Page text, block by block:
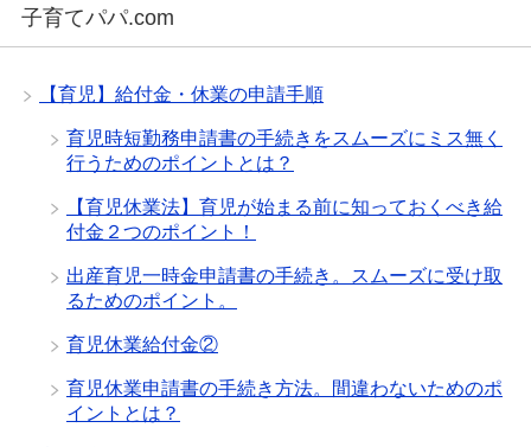
子育てパパ.com
【育児】給付金・休業の申請手順
育児時短勤務申請書の手続きをスムーズにミス無く
行うためのポイントとは？
【育児休業法】育児が始まる前に知っておくべき給
付金２つのポイント！
出産育児一時金申請書の手続き。スムーズに受け取
るためのポイント。
育児休業給付金②
育児休業申請書の手続き方法。間違わないためのポ
イントとは？